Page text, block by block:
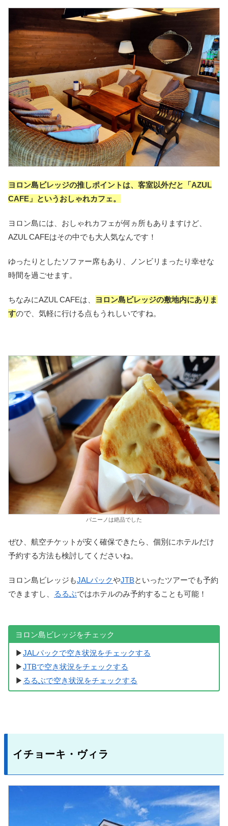
ヨロン島ビレッジの推しポイント は、客室以外だと 「AZUL
CAFE 」 というおしゃれカフェ。
ヨロン島には、おしゃれカフェが何ヵ所もありますけど、
AZUL CAFEはその中でも大人気なんです！
ゆったりとしたソファー席もあり、ノンビリまったり幸せな
時間を過ごせます。
ちなみにAZUL CAFEは、
ヨロン島ビレッジの敷地内にありま
すので、気軽に行ける点もうれしいですね。
パニーノは絶品でした
ぜひ、航空チケットが安く確保できたら、個別にホテルだけ
予約する方法も検討してくださいね。
ヨロン島ビレッジもJALパックやJTBといったツアーでも予約
できますし、
るるぶではホテルのみ予約することも可能！
ヨロン島ビレッジをチェック
▶JALパックで空き状況をチェックする
▶JTBで空き状況をチェックする
▶ るるぶで空き状況をチェックする
イチョーキ・ヴィラ